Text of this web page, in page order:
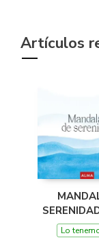
Artículos
Lo